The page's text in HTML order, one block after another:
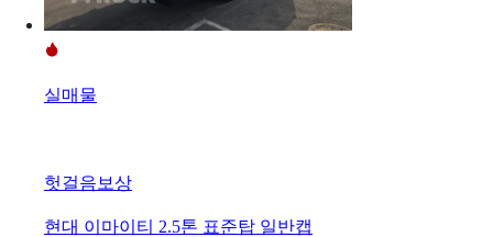
실매물
헛걸음보상
현대 이마이티 2.5톤 표준탑 일반캡